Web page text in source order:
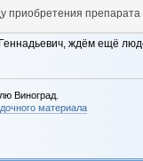
приобретения препарата
ждём ещё
Виноград.
материала